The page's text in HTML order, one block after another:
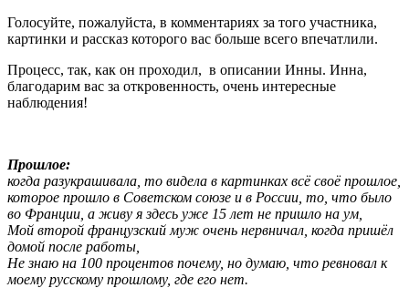
Голосуйте, пожалуйста, в комментариях за того участника,
картинки и рассказ которого вас больше всего впечатлили.
Процесс, так, как он проходил, в описании Инны. Инна,
благодарим вас за откровенность, очень интересные
наблюдения!
Прошлое:
когда разукрашивала, то видела в картинках всё своё прошлое,
которое прошло в Советском союзе и в России, то, что было
во Франции, а живу я здесь уже 15 лет не пришло на ум,
Мой второй французский муж очень нервничал, когда пришёл
домой после работы,
Не знаю на 100 процентов почему, но думаю, что ревновал к
моему русскому прошлому, где его нет.